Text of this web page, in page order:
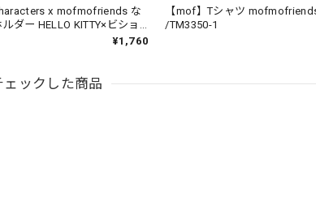
x mofmofriends な
ダー HELLO KITTY×ビショ
¥1,760
【mof】Tシャツ
/TM3350-1
ェックした商品